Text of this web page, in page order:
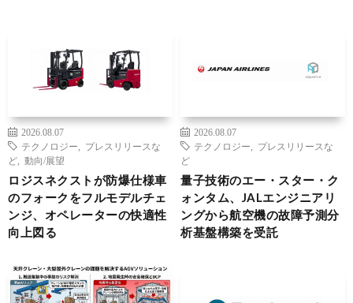
2026.08.07
テクノロジー
プレスリリースな
ど
動向/展望
ロジスネクストが防爆仕様車
のフォークをフルモデルチェ
ンジ、オペレーターの快適性
向上図る
2026.08.07
テクノロジー
プレスリリースな
ど
量子技術のエー・スター・ク
ォンタム、JALエンジニアリ
ングから航空機の故障予測分
析基盤構築を受託